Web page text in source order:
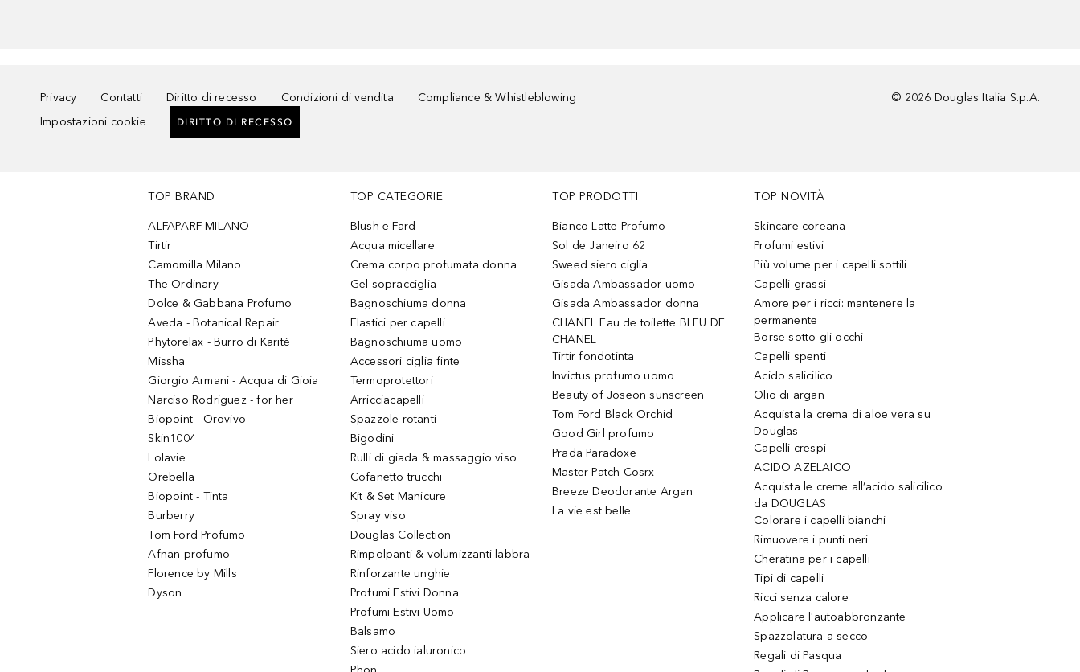
Privacy Contatti Diritto di recesso Condizioni di vendita
Compliance & Whistleblowing
Impostazioni cookie
DIRITTO DI RECESSO
© 2026 Douglas Italia S.p.A.
TOP BRAND
ALFAPARF MILANO
Tirtir
Camomilla Milano
The Ordinary
Dolce & Gabbana Profumo
Aveda - Botanical Repair
Phytorelax - Burro di Karitè
Missha
Giorgio Armani - Acqua di Gioia
Narciso Rodriguez - for her
Biopoint - Orovivo
Skin1004
Lolavie
Orebella
Biopoint - Tinta
Burberry
Tom Ford Profumo
Afnan profumo
Florence by Mills
Dyson
TOP CATEGORIE
Blush e Fard
Acqua micellare
Crema corpo profumata donna
Gel sopracciglia
Bagnoschiuma donna
Elastici per capelli
Bagnoschiuma uomo
Accessori ciglia finte
Termoprotettori
Arricciacapelli
Spazzole rotanti
Bigodini
Rulli di giada & massaggio viso
Cofanetto trucchi
Kit & Set Manicure
Spray viso
Douglas Collection
Rimpolpanti & volumizzanti labbra
Rinforzante unghie
Profumi Estivi Donna
Profumi Estivi Uomo
Balsamo
Siero acido ialuronico
TOP PRODOTTI
Bianco Latte Profumo
Sol de Janeiro 62
Sweed siero ciglia
Gisada Ambassador uomo
Gisada Ambassador donna
CHANEL Eau de toilette BLEU DE
CHANEL
Tirtir fondotinta
Invictus profumo uomo
Beauty of Joseon sunscreen
Tom Ford Black Orchid
Good Girl profumo
Prada Paradoxe
Master Patch Cosrx
Breeze Deodorante Argan
La vie est belle
TOP NOVITÀ
Skincare coreana
Profumi estivi
Più volume per i capelli sottili
Capelli grassi
Amore per i ricci: mantenere la
permanente
Borse sotto gli occhi
Capelli spenti
Acido salicilico
Olio di argan
Acquista la crema di aloe vera su
Douglas
Capelli crespi
ACIDO AZELAICO
Acquista le creme all’acido salicilico
da DOUGLAS
Colorare i capelli bianchi
Rimuovere i punti neri
Cheratina per i capelli
Tipi di capelli
Ricci senza calore
Applicare l'autoabbronzante
Spazzolatura a secco
Regali di Pasqua